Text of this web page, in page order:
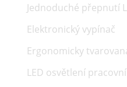
Jednoduché přepnutí
Elektronický vypínač
Ergonomicky
LED osvětlení